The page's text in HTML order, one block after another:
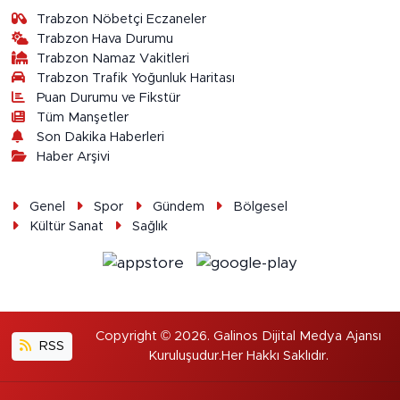
Trabzon Nöbetçi Eczaneler
Trabzon Hava Durumu
Trabzon Namaz Vakitleri
Trabzon Trafik Yoğunluk Haritası
Puan Durumu ve Fikstür
Tüm Manşetler
Son Dakika Haberleri
Haber Arşivi
Genel Spor Gündem
Bölgesel
Kültür Sanat
Sağlık
RSS
Copyright © 2026. Galinos Dijital Medya Ajansı
Kuruluşudur.Her Hakkı Saklıdır.